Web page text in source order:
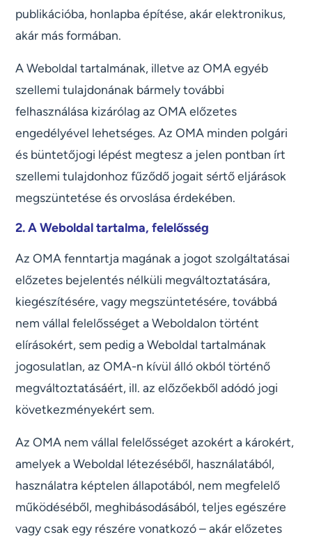
publikációba, honlapba építése, akár elektronikus,
akár más formában.
A Weboldal tartalmának, illetve az OMA egyéb
szellemi tulajdonának bármely további
felhasználása kizárólag az OMA előzetes
engedélyével lehetséges. Az OMA minden polgári
és büntetőjogi lépést megtesz a jelen pontban írt
szellemi tulajdonhoz fűződő jogait sértő eljárások
megszüntetése és orvoslása érdekében.
2. A Weboldal tartalma, felelősség
Az OMA fenntartja magának a jogot szolgáltatásai
előzetes bejelentés nélküli megváltoztatására,
kiegészítésére, vagy megszüntetésére, továbbá
nem vállal felelősséget a Weboldalon történt
elírásokért, sem pedig a Weboldal tartalmának
jogosulatlan, az OMA-n kívül álló okból történő
megváltoztatásáért, ill. az előzőekből adódó jogi
következményekért sem.
Az OMA nem vállal felelősséget azokért a károkért,
amelyek a Weboldal létezéséből, használatából,
használatra képtelen állapotából, nem megfelelő
működéséből, meghibásodásából, teljes egészére
vagy csak egy részére vonatkozó – akár előzetes